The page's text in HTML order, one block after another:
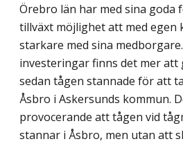
Örebro län har med sina
tillväxt möjlighet att med egen
starkare med sina
investeringar finns det mer att
sedan tågen stannade för att
Åsbro i Askersunds kommun.
provocerande att tågen vid
stannar i Åsbro, men utan att